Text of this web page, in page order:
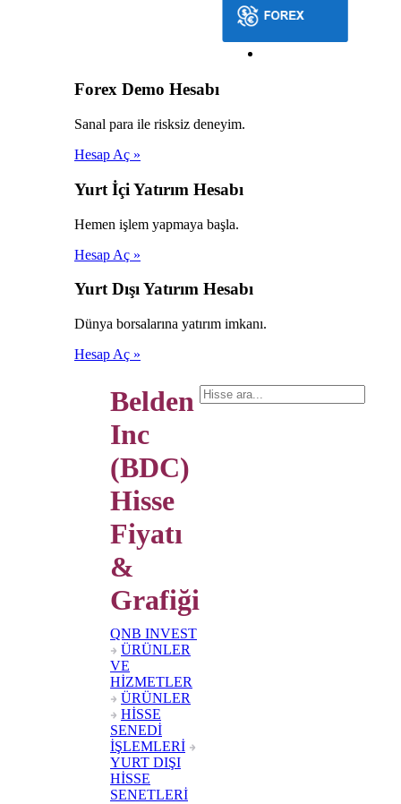
Forex Demo Hesabı
Sanal para ile risksiz deneyim.
Hesap Aç »
Yurt İçi Yatırım Hesabı
Hemen işlem yapmaya başla.
Hesap Aç »
Yurt Dışı Yatırım Hesabı
Dünya borsalarına yatırım imkanı.
Hesap Aç »
Belden
Inc
(BDC)
Hisse
Fiyatı
&
Grafiği
QNB INVEST
ÜRÜNLER
VE
HİZMETLER
ÜRÜNLER
HİSSE
SENEDİ
İŞLEMLERİ
YURT DIŞI
HİSSE
SENETLERİ